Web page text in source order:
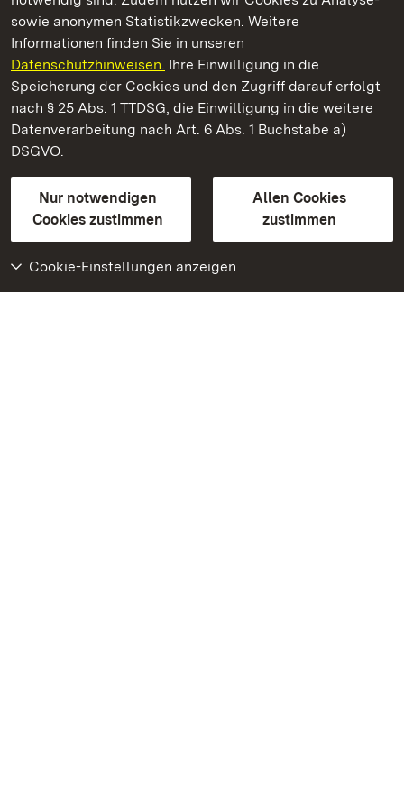
sowie anonymen Statistikzwecken. Weitere
Informationen finden Sie in unseren
Datenschutzhinweisen. Ihre Einwilligung in die
Speicherung der Cookies und den Zugriff darauf erfolgt
nach § 25 Abs. 1 TTDSG, die Einwilligung in die weitere
Datenverarbeitung nach Art. 6 Abs. 1 Buchstabe a)
DSGVO.
Nur notwendigen
Cookies zustimmen
Allen Cookies
zustimmen
Cookie-Einstellungen anzeigen
Schloss und Schlossgarten Schwetzingen
Staatliche Schlösser und Gärten Baden-Württemberg
Kontakt
GebärdenspracheLeichte Sprache
Erklärung zur Barrierefreiheit
BITV-konform (geprüfte Seiten)
Weiteres